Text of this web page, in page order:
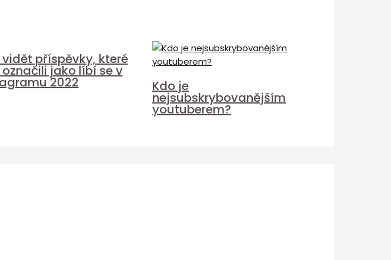
příspěvky, které
jako líbí se v
2022 Kdo je
nejsubskrybovanějším
youtuberem?